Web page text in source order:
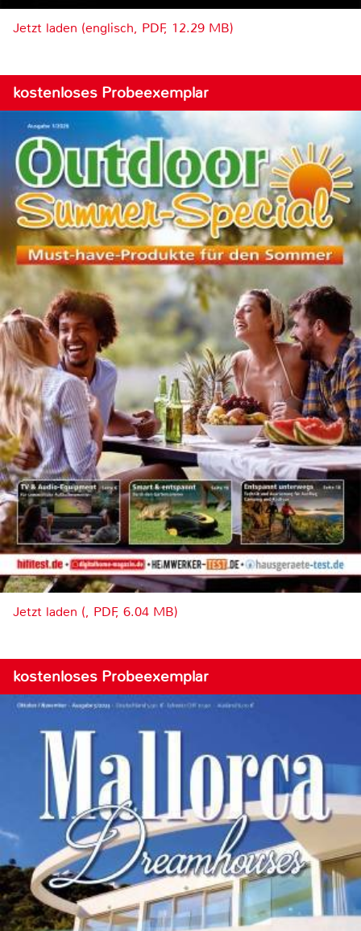
Jetzt laden (englisch, PDF, 12.29 MB)
kostenloses Probeexemplar
Jetzt laden (, PDF, 6.04 MB)
kostenloses Probeexemplar